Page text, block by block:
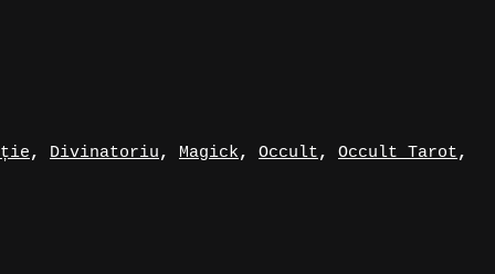
, Divinatoriu, Magick, Occult, Occult Tarot,